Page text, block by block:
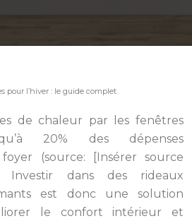
pour l’hiver : le guide complet
de chaleur par les fenêtres
20% des dépenses
(source: [Insérer source
Investir dans des rideaux
est donc une solution
le confort intérieur et